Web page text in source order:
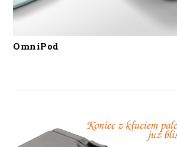
OmniPod